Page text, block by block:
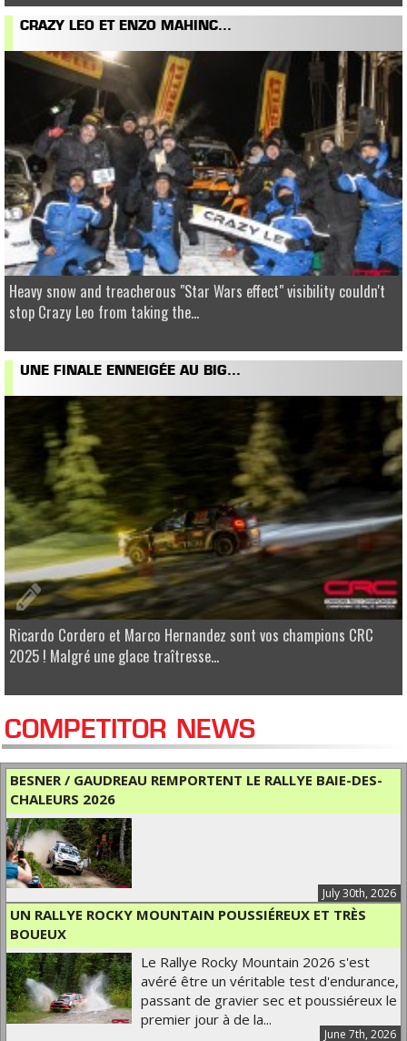
CRAZY LEO ET ENZO MAHINC...
Heavy snow and treacherous "Star Wars effect" visibility couldn't
stop Crazy Leo from taking the...
UNE FINALE ENNEIGÉE AU BIG...
Ricardo Cordero et Marco Hernandez sont vos champions CRC
2025 ! Malgré une glace traîtresse...
COMPETITOR NEWS
BESNER / GAUDREAU REMPORTENT LE RALLYE BAIE-DES-
CHALEURS 2026
July 30th, 2026
UN RALLYE ROCKY MOUNTAIN POUSSIÉREUX ET TRÈS
BOUEUX
June 7th, 2026
Le Rallye Rocky Mountain 2026 s'est
avéré être un véritable test d'endurance,
passant de gravier sec et poussiéreux le
premier jour à de la...